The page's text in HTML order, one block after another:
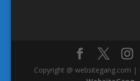
Copyright @ websitegang.com |